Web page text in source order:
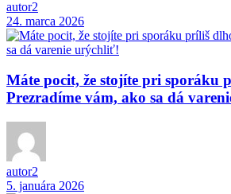
autor2
24. marca 2026
Máte pocit, že stojíte pri sporáku
Prezradíme vám, ako sa dá
autor2
5. januára 2026